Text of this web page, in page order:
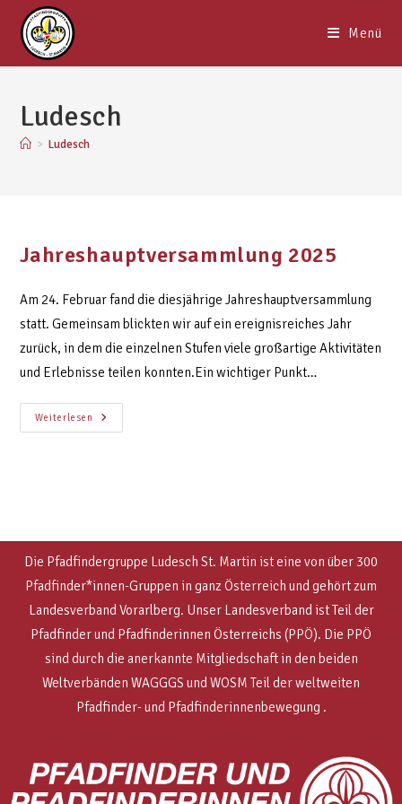
Menü
Ludesch
> Ludesch
Jahreshauptversammlung 2025
Am 24. Februar fand die diesjährige Jahreshauptversammlung
statt. Gemeinsam blickten wir auf ein ereignisreiches Jahr
zurück, in dem die einzelnen Stufen viele großartige Aktivitäten
und Erlebnisse teilen konnten.Ein wichtiger Punkt…
Weiterlesen
Die Pfadfindergruppe Ludesch St. Martin ist eine von über 300
Pfadfinder*innen-Gruppen in ganz Österreich und gehört zum
Landesverband Vorarlberg. Unser Landesverband ist Teil der
Pfadfinder und Pfadfinderinnen Österreichs (PPÖ). Die PPÖ
sinddurch die anerkannte Mitgliedschaft in den beiden
Weltverbänden WAGGGS und WOSM Teil der weltweiten
Pfadfinder- und Pfadfinderinnenbewegung .